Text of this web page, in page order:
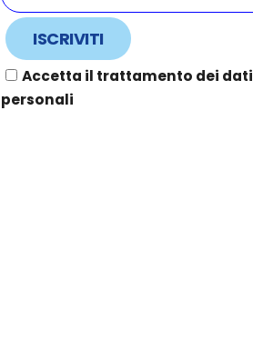
Accetta il trattamento dei dati
personali